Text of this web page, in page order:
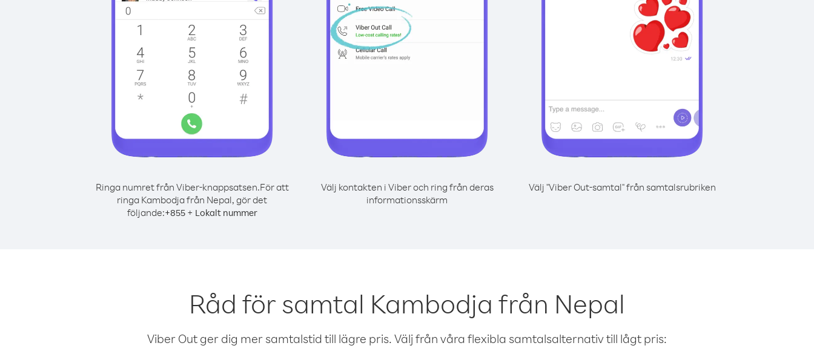
Ringa numret från Viber-knappsatsen.För att
ringa Kambodja från Nepal, gör det
följande:+855+ Lokalt nummer
Välj kontakten i Viber och ring från deras
informationsskärm
Välj "Viber Out-samtal" från samtalsrubriken
Råd för samtal Kambodja från Nepal
Viber Out ger dig mer samtalstid till lägre pris. Välj från våra flexibla samtalsalternativ till lågt pris: